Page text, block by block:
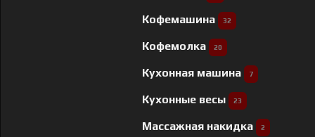
Кофемашина 32
Кофемолка 20
Кухонная машина 7
Кухонные весы 23
Массажная накидка 2